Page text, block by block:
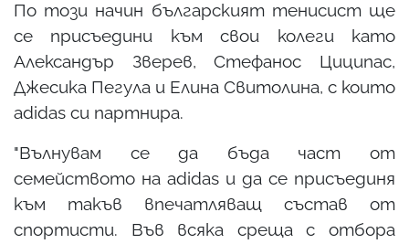
По този начин българският тенисист ще
се присъедини към свои колеги като
Александър Зверев, Стефанос Циципас,
Джесика Пегула и Елина Свитолина, с които
adidas си партнира.
"Вълнувам се да бъда част от
семейството на adidas и да се присъединя
към такъв впечатляващ състав от
спортисти. Във всяка среща с отбора